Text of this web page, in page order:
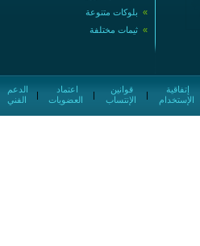
» بلوكات متنوعة
» ثيمات مختلفة
الفني
|
العضويات
|
الإنتساب
|
الإستخدام